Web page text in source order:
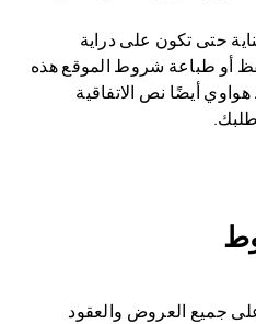
حتى تكون على دراية
أو طباعة شروط الموقع هذه
أيضًا نص الاتفاقية
جميع العروض والعقود